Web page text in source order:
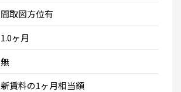
間取図方位有
1.0ヶ月
無
新賃料の1ヶ月相当額